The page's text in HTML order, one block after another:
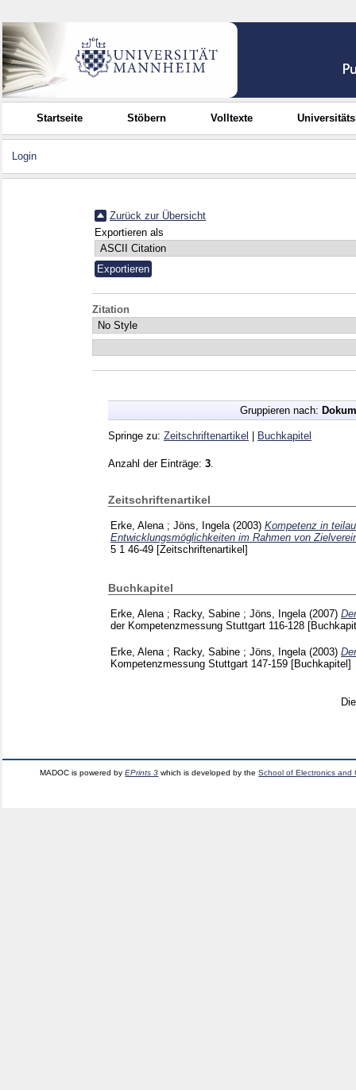
Startseite Stöbern Volltexte
Login
Zurück zur Übersicht
Exportieren als
Zitation
Gruppieren nach:
Springe zu: Zeitschriftenartikel Buchkapitel
Anzahl der Einträge: 3
Zeitschriftenartikel
Erke, Alena ; Jöns, Ingela (2003) Kompetenz in
Entwicklungsmöglichkeiten im Rahmen von
5 1 46-49 [Zeitschriftenartikel]
Buchkapitel
Erke, Alena ; Racky, Sabine ; Jöns, Ingela (2007)
der Kompetenzmessung Stuttgart 116-128
Erke, Alena; Racky, Sabine ; Jöns, Ingela (2003)
Kompetenzmessung Stuttgart 147-159 [Buchkapitel]
MADOC is powered byEPrints 3 which is developed by theSchool of Electronics and